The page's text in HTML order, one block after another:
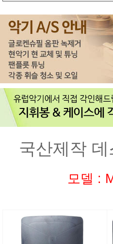
국산제작
모델 :